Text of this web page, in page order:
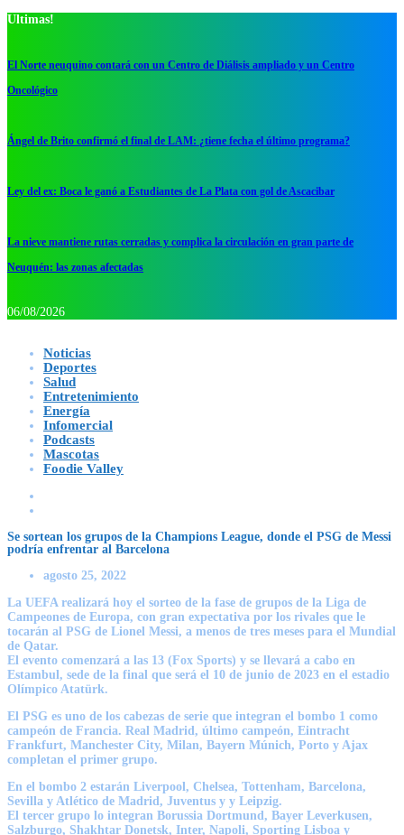
Ultimas!
El Norte neuquino contará con un Centro de Diálisis ampliado y un Centro
Oncológico
Ángel de Brito confirmó el final de LAM: ¿tiene fecha el último programa?
Ley del ex: Boca le ganó a Estudiantes de La Plata con gol de Ascacibar
La nieve mantiene rutas cerradas y complica la circulación en gran parte de
Neuquén: las zonas afectadas
06/08/2026
Noticias
Deportes
Salud
Entretenimiento
Energía
Infomercial
Podcasts
Mascotas
Foodie Valley
Se sortean los grupos de la Champions League, donde el PSG de Messi
podría enfrentar al Barcelona
agosto 25, 2022
La UEFA realizará hoy el sorteo de la fase de grupos de la Liga de
Campeones de Europa, con gran expectativa por los rivales que le
tocarán al PSG de Lionel Messi, a menos de tres meses para el Mundial
de Qatar.
El evento comenzará a las 13 (Fox Sports) y se llevará a cabo en
Estambul, sede de la final que será el 10 de junio de 2023 en el estadio
Olímpico Atatürk.
El PSG es uno de los cabezas de serie que integran el bombo 1 como
campeón de Francia. Real Madrid, último campeón, Eintracht
Frankfurt, Manchester City, Milan, Bayern Múnich, Porto y Ajax
completan el primer grupo.
En el bombo 2 estarán Liverpool, Chelsea, Tottenham, Barcelona,
Sevilla y Atlético de Madrid, Juventus y y Leipzig.
El tercer grupo lo integran Borussia Dortmund, Bayer Leverkusen,
Salzburgo, Shakhtar Donetsk, Inter, Napoli, Sporting Lisboa y